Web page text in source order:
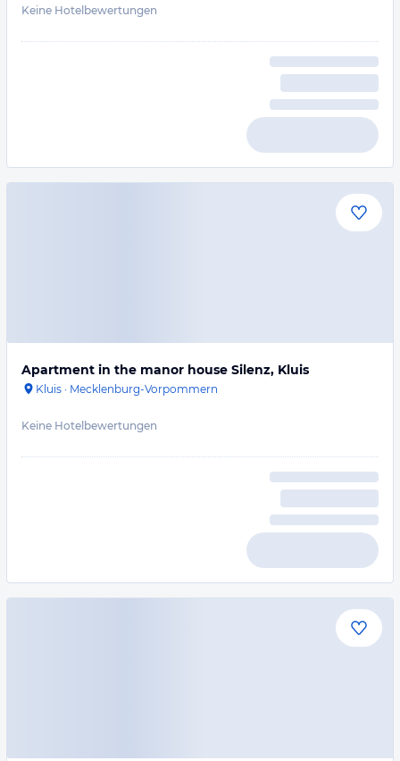
Keine Hotelbewertungen
Apartment in the manor house Silenz, Kluis
Kluis · Mecklenburg-Vorpommern
Keine Hotelbewertungen